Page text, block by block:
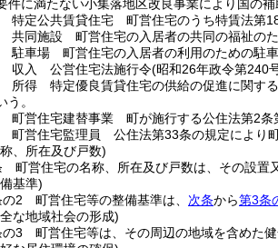
件に満たない小集落地区改良事業により国の補
特定公共賃貸住宅 町営住宅のうち特賃法第
共同施設 町営住宅の入居者の共同の福祉の
駐車場 町営住宅の入居者の利用のための駐車
収入 公営住宅法施行令(昭和26年政令第240
所得 特定優良賃貸住宅の供給の促進に関す
う。
町営住宅建替事業 町が施行する公住法第2条
町営住宅監理員 公住法第33条の規定により
、所在及び戸数)
町営住宅の名称、所在及び戸数は、その設置
基準)
2
町営住宅等の整備基準は、 次条から第3条
な地域社会の形成)
3
町営住宅等は、その周辺の地域を含めた